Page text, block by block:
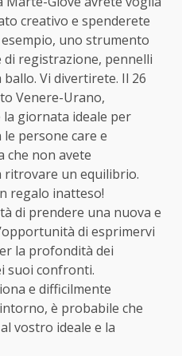
creativo e spenderete
uno strumento
di registrazione, pennelli
Vi divertirete. Il 26
Venere-Urano,
la giornata ideale per
persone care e
che non avete
ritrovare un equilibrio.
regalo inatteso!
di prendere una nuova e
di esprimervi
la profondità dei
suoi confronti.
e difficilmente
è probabile che
vostro ideale e la